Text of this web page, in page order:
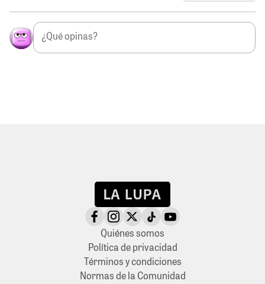
Quiénes somos
Política de privacidad
Términos y condiciones
Normas de la Comunidad